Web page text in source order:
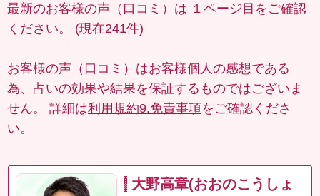
最新のお客様の声（口コミ）は １ページ目 をご確認
ください。 (現在241件)
お客様の声（口コミ）はお客様個人の感想である
為、占いの効果や結果を保証するものではございま
せん。 詳細は利用規約9.免責事項をご確認くださ
い。
大野高章(おおのこうしょ